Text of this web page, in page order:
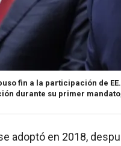
fin a la participación de
durante su primer
adoptó en 2018,